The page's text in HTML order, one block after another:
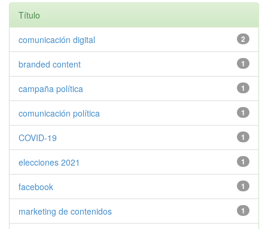
Título
2
comunicación digital
1
branded content
1
campaña política
1
comunicación política
1
COVID-19
1
elecciones 2021
1
facebook
1
marketing de contenidos